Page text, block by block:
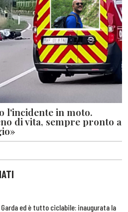
l'incidente in moto.
di vita, sempre pronto a
Garda ed è tutto ciclabile: inaugurata la